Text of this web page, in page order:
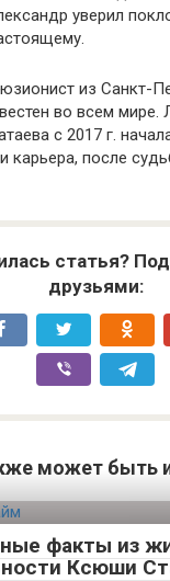
уверил
из Санкт-
во всем мире.
с 2017 г.
карьера, после
статья?
друзьями:
может быть
факты из
Ксюши